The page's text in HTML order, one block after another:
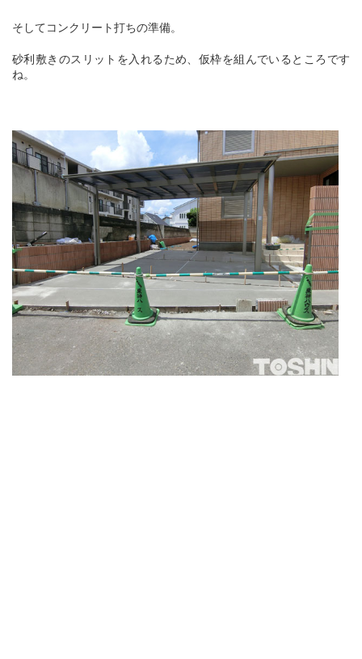
そしてコンクリート打ちの準備。
砂利敷きのスリットを入れるため、仮枠を組んでいるところです
ね。